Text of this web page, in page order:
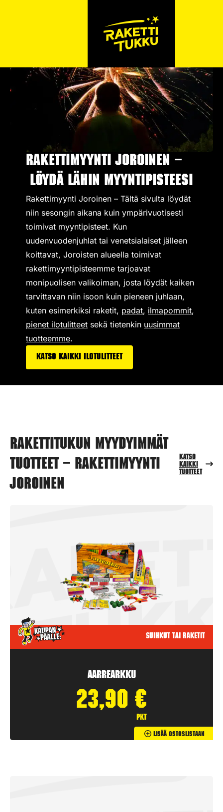
Rakettimyynti Joroinen –
Löydä lähin myyntipisteesi
Rakettimyynti Joroinen – Tältä sivulta löydät
niin sesongin aikana kuin ympärivuotisesti
toimivat myyntipisteet. Kun
uudenvuodenjuhlat tai venetsialaiset jälleen
koittavat, Joroisten alueella toimivat
rakettimyyntipisteemme tarjoavat
monipuolisen valikoiman, josta löydät kaiken
tarvittavan niin isoon kuin pieneen juhlaan,
kuten esimerkiksi raketit, padat, ilmapommit,
pienet ilotulitteet sekä tietenkin uusimmat
tuotteemme.
Katso kaikki ilotulitteet
Rakettitukun myydyimmät
tuotteet – Rakettimyynti
Joroinen
Katso
kaikki
tuotteet
Suihkut tai raketit
Aarrearkku
23,90 €
pkt
Lisää Ostoslistaan